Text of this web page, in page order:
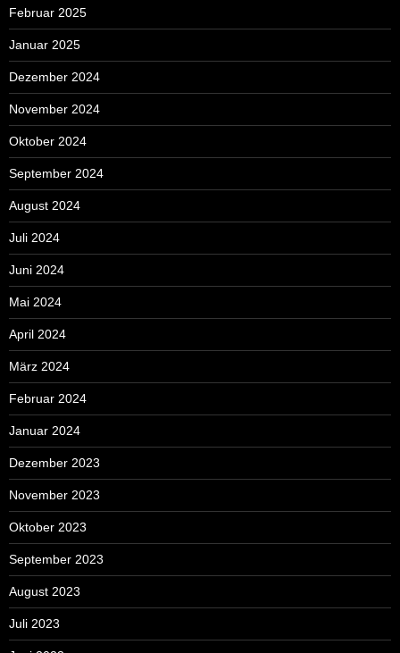
Februar 2025
Januar 2025
Dezember 2024
November 2024
Oktober 2024
September 2024
August 2024
Juli 2024
Juni 2024
Mai 2024
April 2024
März 2024
Februar 2024
Januar 2024
Dezember 2023
November 2023
Oktober 2023
September 2023
August 2023
Juli 2023